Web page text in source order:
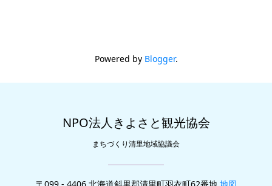
Powered by Blogger.
NPO法人きよさと観光協会
まちづくり清里地域協議会